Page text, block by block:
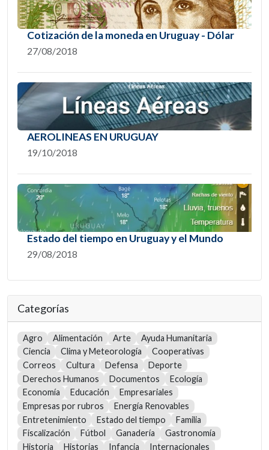
Cotización de la moneda en Uruguay - Dólar
27/08/2018
AEROLINEAS EN URUGUAY
19/10/2018
Estado del tiempo en Uruguay y el Mundo
29/08/2018
Categorías
Agro Alimentación Arte
Ayuda Humanitaria
Ciencia
Clima y Meteorología
Cooperativas
Correos
Cultura Defensa
Deporte
Derechos Humanos
Documentos
Ecología
Economía
Educación
Empresariales
Empresas por rubros
Energía Renovables
Entretenimiento
Estado del tiempo
Familia
Fiscalización
Fútbol Ganadería
Gastronomía
Historia
Historias Infancia
Internacionales